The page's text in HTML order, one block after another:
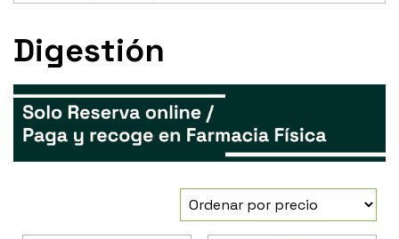
Digestión